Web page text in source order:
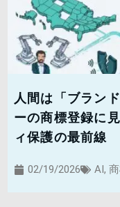
人間は「ブラン
ーの商標登録に
ィ保護の最前線
02/19/2026 AI ,